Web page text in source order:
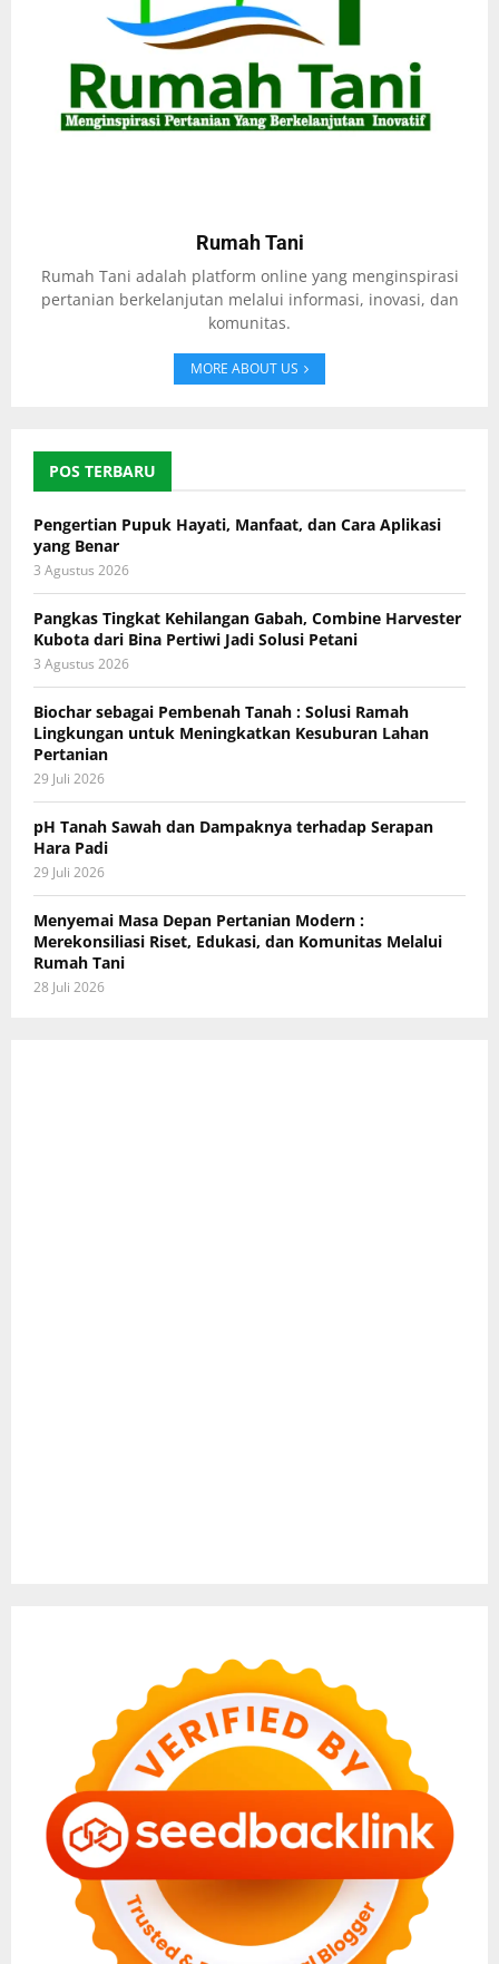
Rumah Tani
Rumah Tani adalah platform online yang menginspirasi
pertanian berkelanjutan melalui informasi, inovasi, dan
komunitas.
MORE ABOUT US
POS TERBARU
Pengertian Pupuk Hayati, Manfaat, dan Cara Aplikasi
yang Benar
3 Agustus 2026
Pangkas Tingkat Kehilangan Gabah, Combine Harvester
Kubota dari Bina Pertiwi Jadi Solusi Petani
3 Agustus 2026
Biochar sebagai Pembenah Tanah : Solusi Ramah
Lingkungan untuk Meningkatkan Kesuburan Lahan
Pertanian
29 Juli 2026
pH Tanah Sawah dan Dampaknya terhadap Serapan
Hara Padi
29 Juli 2026
Menyemai Masa Depan Pertanian Modern :
Merekonsiliasi Riset, Edukasi, dan Komunitas Melalui
Rumah Tani
28 Juli 2026